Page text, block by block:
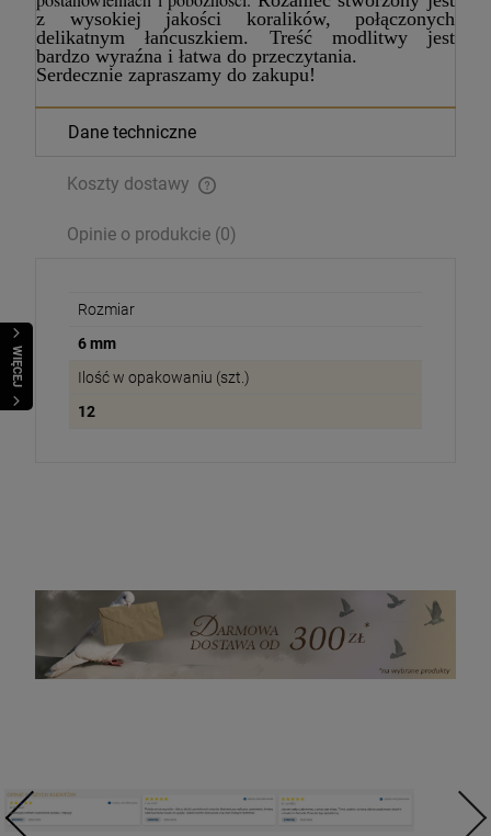
Magnesy religijne Kardynał Stefan
Wyszyński
26,00 zł
DO KOSZYKA
WIĘCEJ
z wysokiej jakości koralików, połączonych
delikatnym łańcuszkiem. Treść modlitwy jest
bardzo wyraźna i łatwa do przeczytania.
Serdecznie zapraszamy do zakupu!
Dane techniczne
Koszty dostawy
Opinie o produkcie (0)
Rozmiar
6 mm
Ilość w opakowaniu (szt.)
12